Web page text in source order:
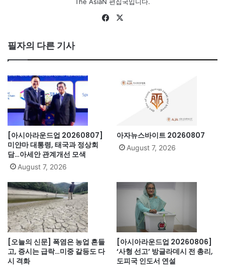
Fa
필자의 다른 기사
[아시아라운드업 20260807]
미얀마 대통령, 태국과 정상회
담…아세안 관계개선 모색
August 7, 2026
아자뉴스바이트 20260807
August 7, 2026
[오늘의 신문] 폭염은 농업 흔들
고, 증시는 급락…미중 갈등도 다
시 격화
[아시아라운드업 20260806]
‘사형 선고’ 방글라데시 전 총리,
도피국 인도서 연설